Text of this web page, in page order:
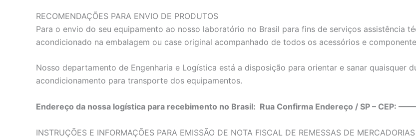
RECOMENDAÇÕES PARA ENVIO DE PRODUTOS
Para o envio do seu equipamento ao nosso laboratório no Brasil para fins de serviços assistência
acondicionado na embalagem ou case original acompanhado de todos os acessórios e
Nosso departamento de Engenharia e Logística está a disposição para orientar e sanar quaisquer
acondicionamento para transporte dos equipamentos.
Endereço da nossa logística para recebimento no Brasil: Rua Confirma Endereço / SP – CEP:
INSTRUÇÕES E INFORMAÇÕES PARA EMISSÃO DE NOTA FISCAL DE REMESSAS DE